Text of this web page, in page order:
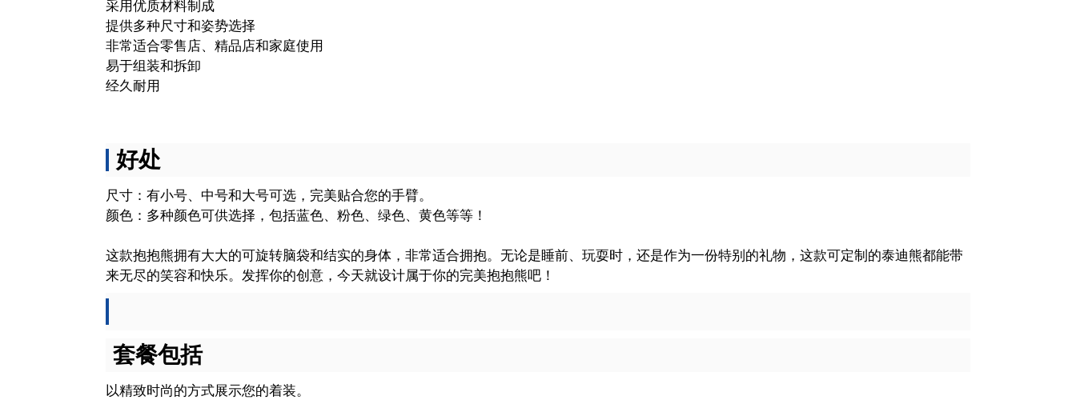
采用优质材料制成
提供多种尺寸和姿势选择
非常适合零售店、精品店和家庭使用
易于组装和拆卸
经久耐用
好处
尺寸：有小号、中号和大号可选，完美贴合您的手臂。
颜色：多种颜色可供选择，包括蓝色、粉色、绿色、黄色等等！
这款抱抱熊拥有大大的可旋转脑袋和结实的身体，非常适合拥抱。无论是睡前、玩耍时，还是作为一份特别的礼物，这款可定制的泰迪熊都能带
来无尽的笑容和快乐。发挥你的创意，今天就设计属于你的完美抱抱熊吧！
套餐包括
以精致时尚的方式展示您的着装。